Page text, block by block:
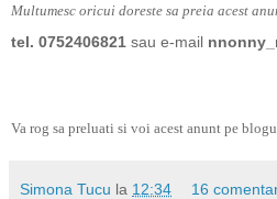
Multumesc oricui doreste sa preia acest
tel. 0752406821 sau e-mail
Va rog sa preluati si voi acest anunt pe
Simona Tucu la 12:34 16